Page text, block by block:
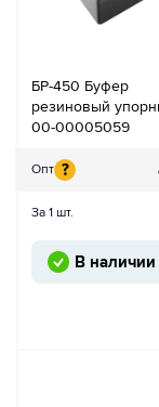
БР-450 Буфер
резиновый
00-00005059
Опт ?
За 1 шт.
В наличии